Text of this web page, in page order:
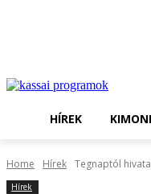
HÍREK
Home Hírek Tegnaptól
Hírek